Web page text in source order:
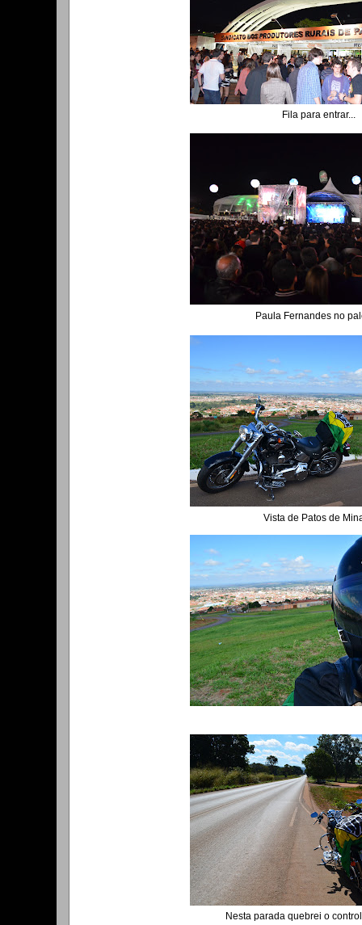
Fila para entrar...
Paula Fernandes no
Vista de Patos de
Nesta parada quebrei o